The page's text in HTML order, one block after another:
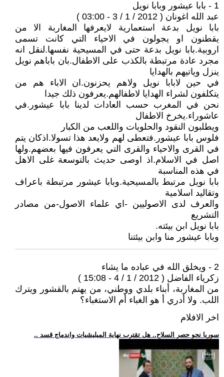
1 - بابا عيشور وبابا نويل
عبد الله اغونان ( 2012 / 1 / 3 - 03:00 )
بابا نويل بدعة استعمارية لايعرفها المغاربة الا من
يقطنون او يجولون في الاحياء التي كانت تسمى
اروبية.بابا نويل بدعة حتى في المسيحية نفسها.لنقل انه
مجرد عادة مرتبطة بالكذب على الاطفال.بان باباهم نويل
ينزل وياتيهم بالهدايا
في حين لابابا نويل ولاهم يحزنون.ان الاباء هم من
يتكلفون لشراء الهدايا لاطفالهم.يعرفون ذلك جيدا
نحن في المغرب حسب العادات لدينا بابا عيشور.في
عاشوراء.يخرخ الاطفال
ويطلبون النقود والحلويات واللعب من الكبار
فلوس بابا عيشور.فتعطى لهم ولايعد هذا تسولا.اذكان يتم
في القرى والاحياء والقرى التي يعرفون فيها بعضهم.ولها
اصل في الاسلام.اذ اوصى حديث بالتوسعة غلى الاهل
في هذه المناسبة
بابا نويل مرتبط بالمسيحية.وبابا عيشور مرتبطة باعراف
وتقاليد اسلامية
والعرف لدى الاصوليين -اي علماء الاصول-من مصادر
التشريع
بابا نويل ابن بيئته.
وبابا عيشور منا وابن بيئتنا
2 - ويخلق الله في عباده ما يشاء
زكرياء الفاضل ( 2012 / 1 / 4 - 15:08 )
من المغاربة، أبناء بلدي ووطني، من يهتم بالقشور ويترك
اللب. ولا أدري أ هو الغباء أم الاستغباء؟
اخر الافلام
.. سوريا نحو حصر السلاح.. هل تقترب نهاية الميليشيات واندماج قسد